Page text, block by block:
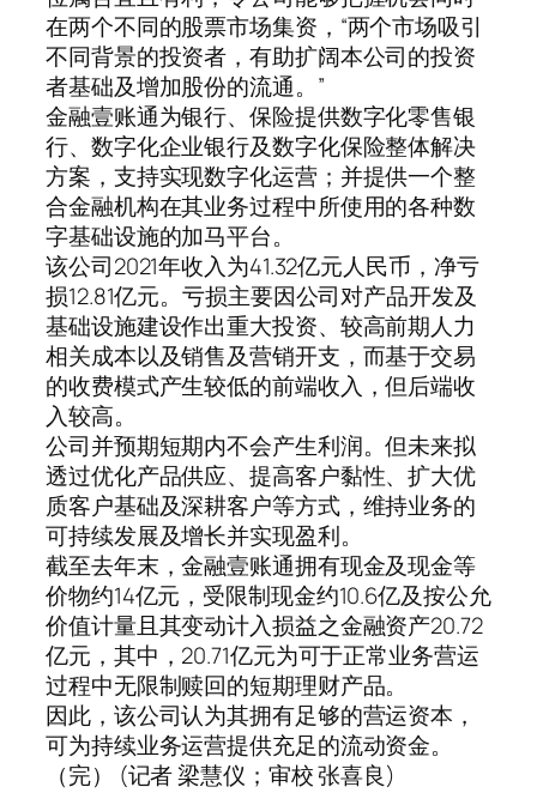
在两个不同的股票市场集资，“两个市场吸引
不同背景的投资者，有助扩阔本公司的投资
者基础及增加股份的流通。”
金融壹账通为银行、保险提供数字化零售银
行、数字化企业银行及数字化保险整体解决
方案，支持实现数字化运营；并提供一个整
合金融机构在其业务过程中所使用的各种数
字基础设施的加马平台。
该公司2021年收入为41.32亿元人民币，净亏
损12.81亿元。亏损主要因公司对产品开发及
基础设施建设作出重大投资、较高前期人力
相关成本以及销售及营销开支，而基于交易
的收费模式产生较低的前端收入，但后端收
入较高。
公司并预期短期内不会产生利润。但未来拟
透过优化产品供应、提高客户黏性、扩大优
质客户基础及深耕客户等方式，维持业务的
可持续发展及增长并实现盈利。
截至去年末，金融壹账通拥有现金及现金等
价物约14亿元，受限制现金约10.6亿及按公允
价值计量且其变动计入损益之金融资产20.72
亿元，其中，20.71亿元为可于正常业务营运
过程中无限制赎回的短期理财产品。
因此，该公司认为其拥有足够的营运资本，
可为持续业务运营提供充足的流动资金。
（完） (记者 梁慧仪；审校 张喜良)